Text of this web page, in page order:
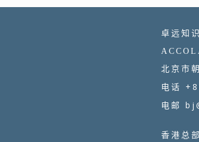
卓远知
北京市
电话
电邮
香港总部